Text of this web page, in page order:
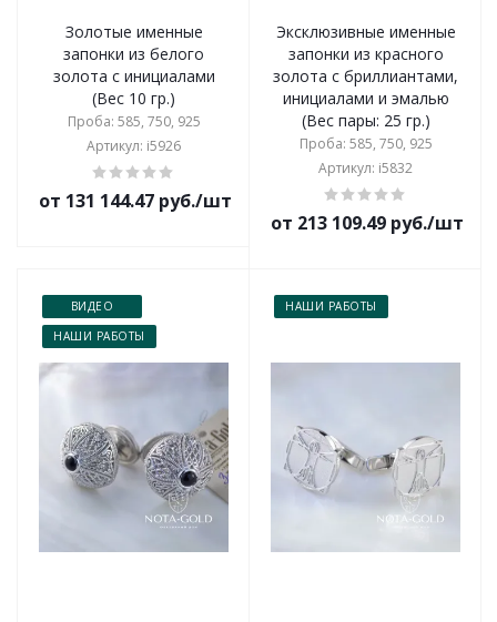
Золотые именные
запонки из белого
золота с инициалами
(Вес 10 гр.)
Проба: 585, 750, 925
Артикул: i5926
от 131 144.47 руб./шт
Эксклюзивные именные
запонки из красного
золота с бриллиантами,
инициалами и эмалью
(Вес пары: 25 гр.)
Проба: 585, 750, 925
Артикул: i5832
от 213 109.49 руб./шт
ВИДЕО
НАШИ РАБОТЫ
НАШИ РАБОТЫ